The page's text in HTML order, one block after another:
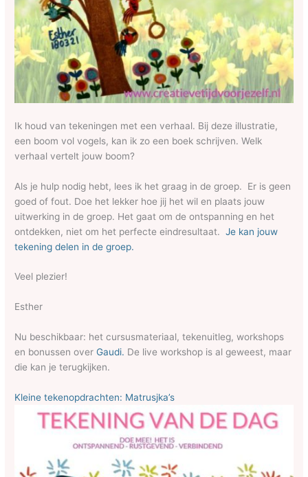
Ik houd van tekeningen met een verhaal. Bij deze illustratie,
een boom vol vogels, kan ik zo een boek schrijven. Welk
verhaal vertelt jouw boom?
Als je hulp nodig hebt, lees ik het graag in de groep. Er is geen
goed of fout. Doe het lekker hoe jij het wil en plaats jouw
uitwerking in de groep. Het gaat om de ontspanning en het
ontdekken, niet om het perfecte eindresultaat. Je kan jouw
tekening delen in de groep.
Veel plezier!
Esther
Nu beschikbaar: het cursusmateriaal, tekenuitleg, workshops
en bonussen overGaudi. De live workshop is al geweest, maar
die kan je terugkijken.
Kleine tekenopdrachten: Matrusjka’s